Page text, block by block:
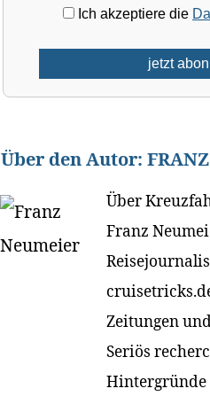
Ich akzeptiere die
Über den Autor:
Über
Franz
Zeitungen
Seriös
Hintergründe